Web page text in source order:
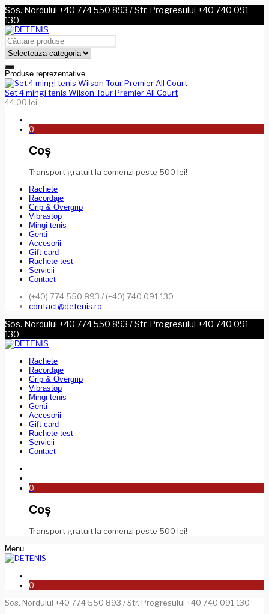
Sos. Nordului +40 774 550 893 / Str. Progresului +40 740 091
130
Produse reprezentative
Set 4 mingi tenis Wilson Tour Premier All Court
44.00 lei
0
Coș
Transport gratuit la comenzi peste 500 lei!
Rachete
Racordaje
Grip & Overgrip
Vibrastop
Mingi tenis
Genti
Accesorii
Gift card
Rachete test
Servicii
Contact
(+40) 774 550 893 / (+40) 740 091 130
contact@detenis.ro
Sos. Nordului +40 774 550 893 / Str. Progresului +40 740 091
130
Rachete
Racordaje
Grip & Overgrip
Vibrastop
Mingi tenis
Genti
Accesorii
Gift card
Rachete test
Servicii
Contact
0
Coș
Transport gratuit la comenzi peste 500 lei!
Menu
0
Sos. Nordului +40 774 550 893 / Str. Progresului +40 740 091 130